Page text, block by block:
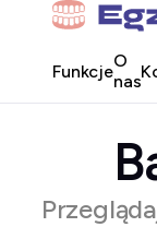
FunkcjeO
nas